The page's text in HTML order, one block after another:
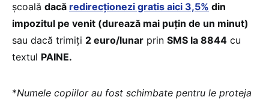
școală dacă redirecționezi gratis aici 3,5% din
impozitul pe venit (durează mai puțin de un minut)
sau dacă trimiți 2 euro/lunar prin SMS la 8844 cu
textul PAINE.
*Numele copiilor au fost schimbate pentru le proteja